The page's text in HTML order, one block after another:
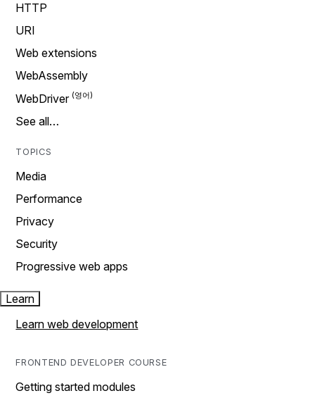
HTTP
URI
Web extensions
WebAssembly
WebDriver
See all…
TOPICS
Media
Performance
Privacy
Security
Progressive web apps
Learn
Learn web development
FRONTEND DEVELOPER COURSE
Getting started modules